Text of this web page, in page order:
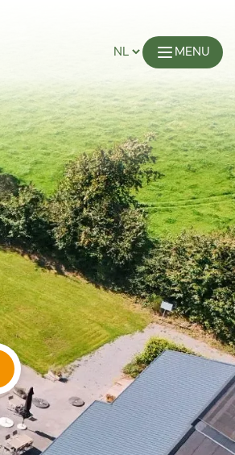
MENU